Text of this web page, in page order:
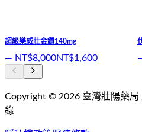
超級樂威壯金鑽140mg
— NT$8,000NT$1,600
Copyright © 2026 臺灣壯陽藥局
錄